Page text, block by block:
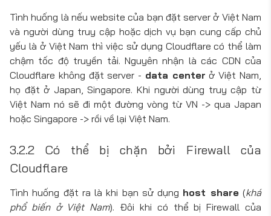
Tình huống là nếu website của bạn đặt server ở Việt Nam
và người dùng truy cập hoặc dịch vụ bạn cung cấp chủ
yếu là ở Việt Nam thì việc sử dụng Cloudflare có thể làm
chậm tốc độ truyền tải. Nguyên nhận là các CDN của
Cloudflare không đặt server - data center ở Việt Nam,
họ đặt ở Japan, Singapore. Khi người dùng truy cập từ
Việt Nam nó sẽ đi một đường vòng từ VN -> qua Japan
hoặc Singapore -> rồi về lại Việt Nam.
3.2.2 Có thể bị chặn bởi Firewall của
Cloudflare
Tình huống đặt ra là khi bạn sử dụng host share(khá
phổ biến ở Việt Nam). Đôi khi có thể bị Firewall của